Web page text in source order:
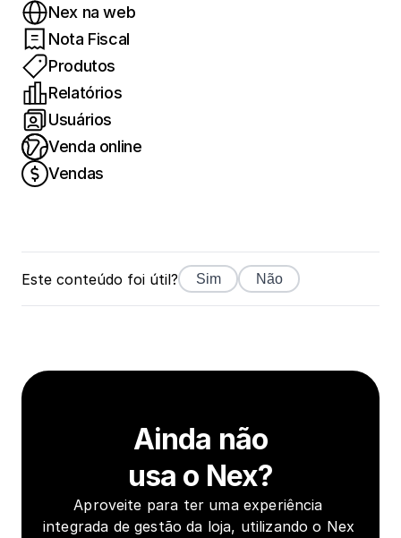
Nex na web
Nota Fiscal
Produtos
Relatórios
Usuários
Venda online
Vendas
Este conteúdo foi útil? Sim Não
Ainda não
usa o Nex?
Aproveite para ter uma experiência
integrada de gestão da loja, utilizando o Nex